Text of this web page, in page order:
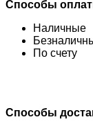
Способы
Наличные
По счету
Способы